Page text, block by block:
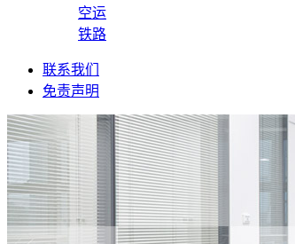
空运
铁路
联系我们
免责声明